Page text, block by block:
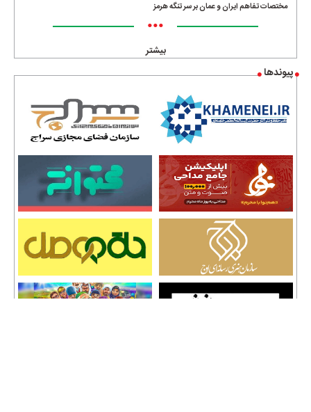
مختصات تفاهم ایران و عمان بر سر تنگه هرمز
•••
بیشتر
پیوندها